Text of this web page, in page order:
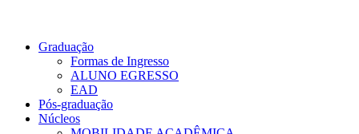
Graduação
Formas de Ingresso
ALUNO EGRESSO
EAD
Pós-graduação
Núcleos